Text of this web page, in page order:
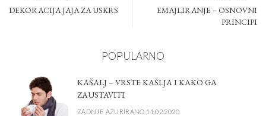
DEKORACIJA JAJA ZA USKRS
EMAJLIRANJE – OSNOVNI
PRINCIPI
POPULARNO
KAŠALJ – VRSTE KAŠLJA I KAKO GA
ZAUSTAVITI
ZADNJE AŽURIRANO 11.02.2020.